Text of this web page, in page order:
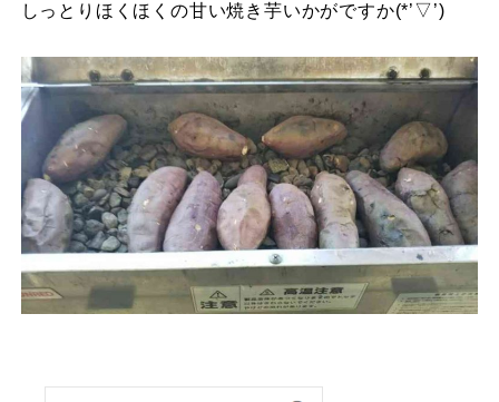
しっとりほくほくの甘い焼き芋いかがですか(*’▽’)